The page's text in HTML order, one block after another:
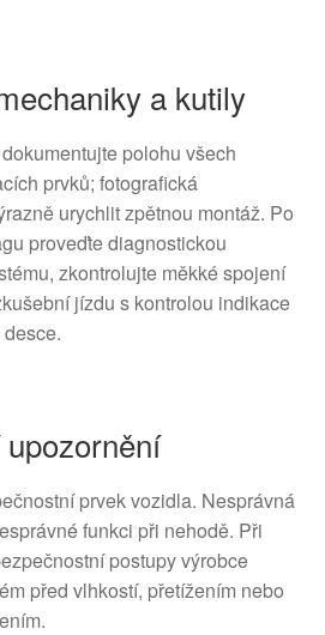
a kutily
polohu všech
prvků; fotografická
urychlit zpětnou montáž. Po
proveďte diagnostickou
zkontrolujte měkké spojení
jízdu s kontrolou indikace
prvek vozidla. Nesprávná
funkci při nehodě. Při
postupy výrobce
před vlhkostí, přetížením nebo